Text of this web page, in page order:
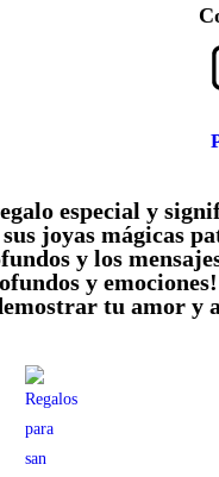
especial y
joyas mágicas
y los
y
tu amor y